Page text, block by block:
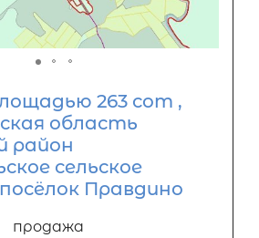
263 сот ,
область
район
сельское
Правдино
продажа